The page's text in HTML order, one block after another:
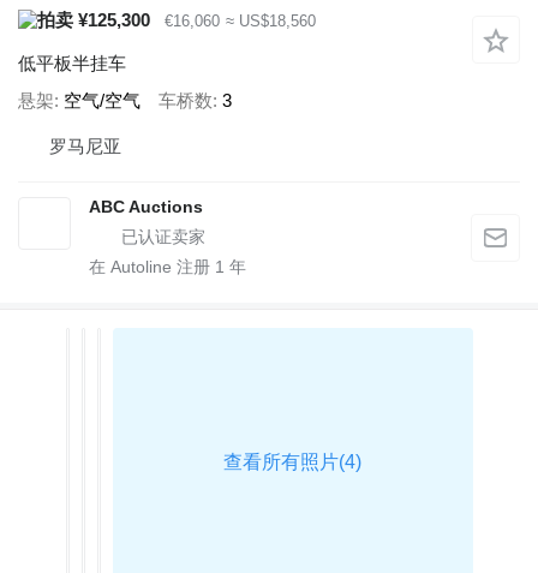
¥125,300
€16,060 ≈ US$18,560
低平板半挂车
悬架 空气/空气 车桥数 3
罗马尼亚
ABC Auctions
在 Autoline 注册 1 年